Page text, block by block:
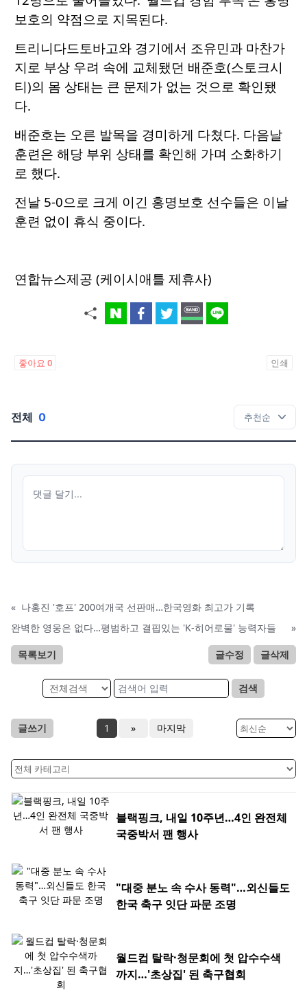
보호의 약점으로 지목된다.
트리니다드토바고와 경기에서 조유민과 마찬가
지로 부상 우려 속에 교체됐던 배준호(스토크시
티)의 몸 상태는 큰 문제가 없는 것으로 확인됐
다.
배준호는 오른 발목을 경미하게 다쳤다. 다음날
훈련은 해당 부위 상태를 확인해 가며 소화하기
로 했다.
전날 5-0으로 크게 이긴 홍명보호 선수들은 이날
훈련 없이 휴식 중이다.
연합뉴스제공 (케이시애틀 제휴사)
좋아요 0 인쇄
전체 0
« 나홍진 '호프' 200여개국 선판매…한국영화 최고가 기록
완벽한 영웅은 없다…평범하고 결핍있는 'K-히어로물' 능력자들
»
목록보기 글수정 글삭제
검색
글쓰기 1 » 마지막
블랙핑크, 내일 10주년…4인 완전체
국중박서 팬 행사
"대중 분노 속 수사 동력"…외신들도
한국 축구 잇단 파문 조명
월드컵 탈락·청문회에 첫 압수수색
까지…'초상집' 된 축구협회